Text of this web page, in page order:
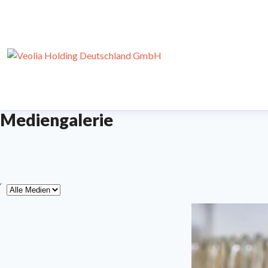
Mediengalerie